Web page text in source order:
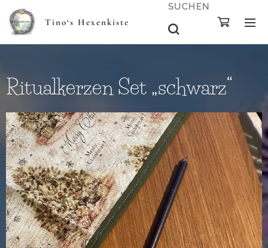
Tino‘s Hexenkiste
SUCHEN
Ritualkerzen Set „schwarz“